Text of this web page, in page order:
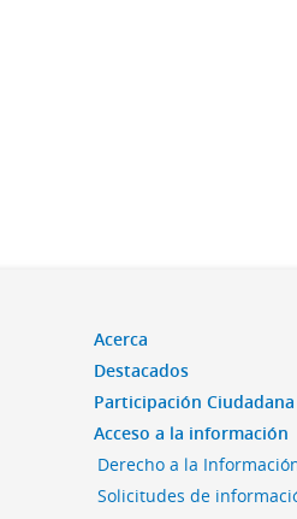
Acerca
Destacados
Participación Ciudadana
Acceso a la información
Derecho a la
Solicitudes de